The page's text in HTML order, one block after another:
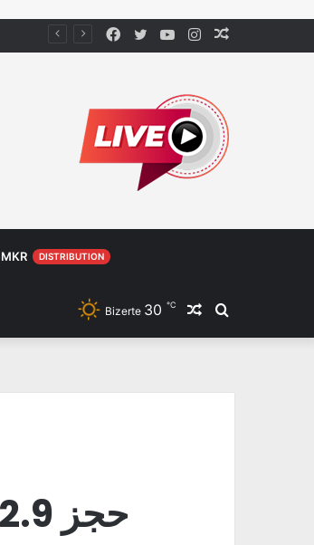
Instagram
YouTube
Twitter
Facebook
MKR DISTRIBUTION
Rechercher
Article
Bizerte 30 ℃
حجز 2.9 طن من مادة الفرينة المدعمة